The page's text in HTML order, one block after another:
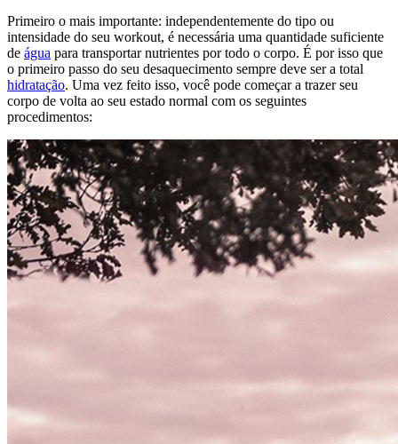
Primeiro o mais importante: independentemente do tipo ou
intensidade do seu workout, é necessária uma quantidade suficiente
de água para transportar nutrientes por todo o corpo. É por isso que
o primeiro passo do seu desaquecimento sempre deve ser a total
hidratação. Uma vez feito isso, você pode começar a trazer seu
corpo de volta ao seu estado normal com os seguintes
procedimentos: